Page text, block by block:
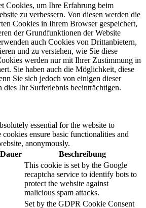
Cookies, um Ihre Erfahrung beim
zu verbessern. Von diesen werden die
Cookies in Ihrem Browser gespeichert,
der Grundfunktionen der Website
auch Cookies von Drittanbietern,
und zu verstehen, wie Sie diese
werden nur mit Ihrer Zustimmung in
Sie haben auch die Möglichkeit, diese
Sie sich jedoch von einigen dieser
dies Ihr Surferlebnis beeinträchtigen.
essential for the website to
ensure basic functionalities and
anonymously.
Dauer Beschreibung
This cookie is set by the Google
recaptcha service to identify bots to
protect the website against
malicious spam attacks.
Set by the GDPR Cookie Consent